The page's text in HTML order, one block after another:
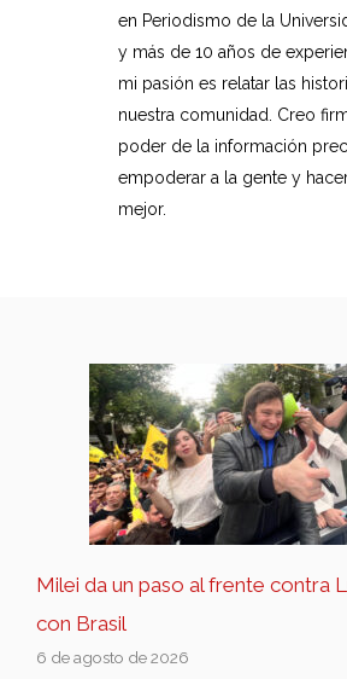
en Periodismo de la
y más de 10 años de
mi pasión es relatar las
nuestra comunidad. Creo
poder de la información
empoderar a la gente y
mejor.
Milei da un paso al frente contra
con Brasil
6 de agosto de 2026